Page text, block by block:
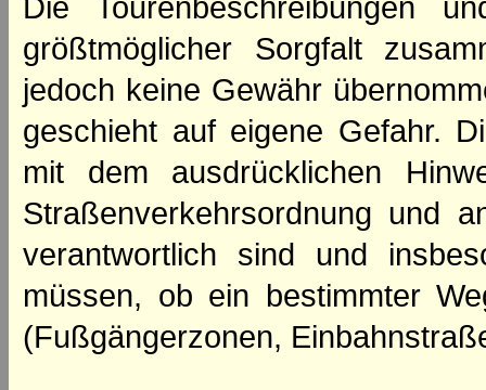
Die Tourenbeschreibungen
größtmöglicher Sorgfalt
jedoch keine Gewähr
geschieht auf eigene Gefahr.
mit dem ausdrücklichen
Straßenverkehrsordnung und
verantwortlich sind und
müssen, ob ein bestimmter
(Fußgängerzonen,